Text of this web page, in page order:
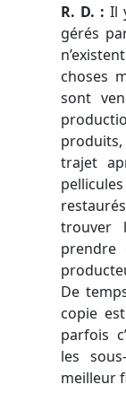
R. D. : Il
gérés
choses
sont
trajet
trouver
prendre
De
copie
parfois
les
meilleur